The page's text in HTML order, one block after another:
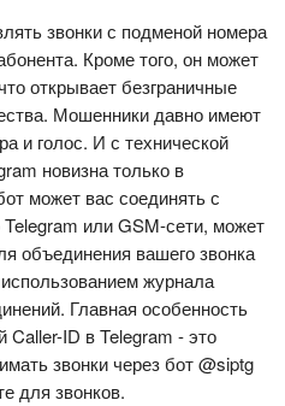
звонки с подменой номера
Кроме того, он может
открывает безграничные
Мошенники давно имеют
и голос. И с технической
новизна только в
может вас соединять с
или GSM-сети, может
объединения вашего звонка
журнала
Главная особенность
Caller-ID в Telegram - это
звонки через бот @siptg
для звонков.